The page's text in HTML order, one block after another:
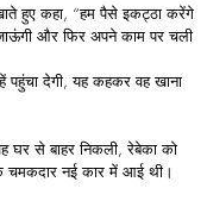
हुए कहा, “हम पैसे इकट्ठा करेंगे
और फिर अपने काम पर चली
पहुंचा देगी, यह कहकर वह खाना
घर से बाहर निकली, रेबेका को
नई कार में आई थी।